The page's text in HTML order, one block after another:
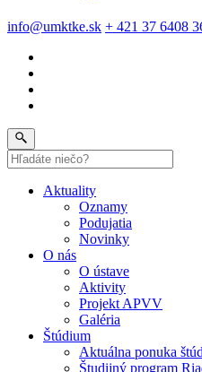
info@umktke.sk + 421 37 6408
Aktuality
Oznamy
Podujatia
Novinky
O nás
O ústave
Aktivity
Projekt APVV
Galéria
Štúdium
Aktuálna ponuka
Študijný program